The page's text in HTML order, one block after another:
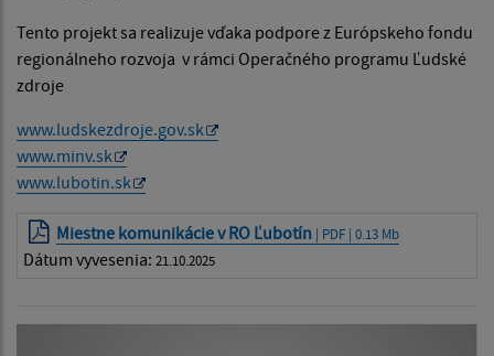
Tento projekt sa realizuje vďaka podpore z Európskeho fondu
regionálneho rozvoja v rámci Operačného programu Ľudské
zdroje
www.ludskezdroje.gov.sk
www.minv.sk
www.lubotin.sk
Miestne komunikácie v RO Ľubotín | PDF | 0.13 Mb
Dátum vyvesenia: 21.10.2025